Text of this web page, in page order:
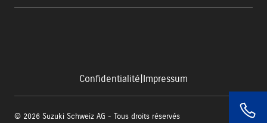
Confidentialité Impressum
© 2026 Suzuki Schweiz AG - Tous droits réservés